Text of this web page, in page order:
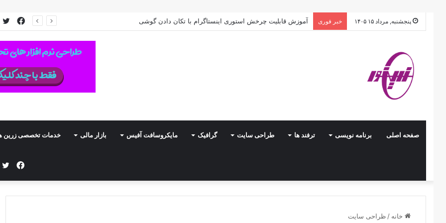
پنجشنبه, مرداد ۱۵ ۱۴۰۵ خبر فوری آموزش قابلیت چرخش استوری اینستاگرام با تکان دادن گوشی
فیس
صفحه اصلی برنامه نویسی ترفند ها طراحی سایت گرافیک مایکروسافت آفیس بازار مالی خدمات تخصصی زرین
فیس
بوک
خانه / ظراحی سایت